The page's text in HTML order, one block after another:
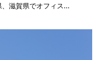
滋賀県でオフィス...